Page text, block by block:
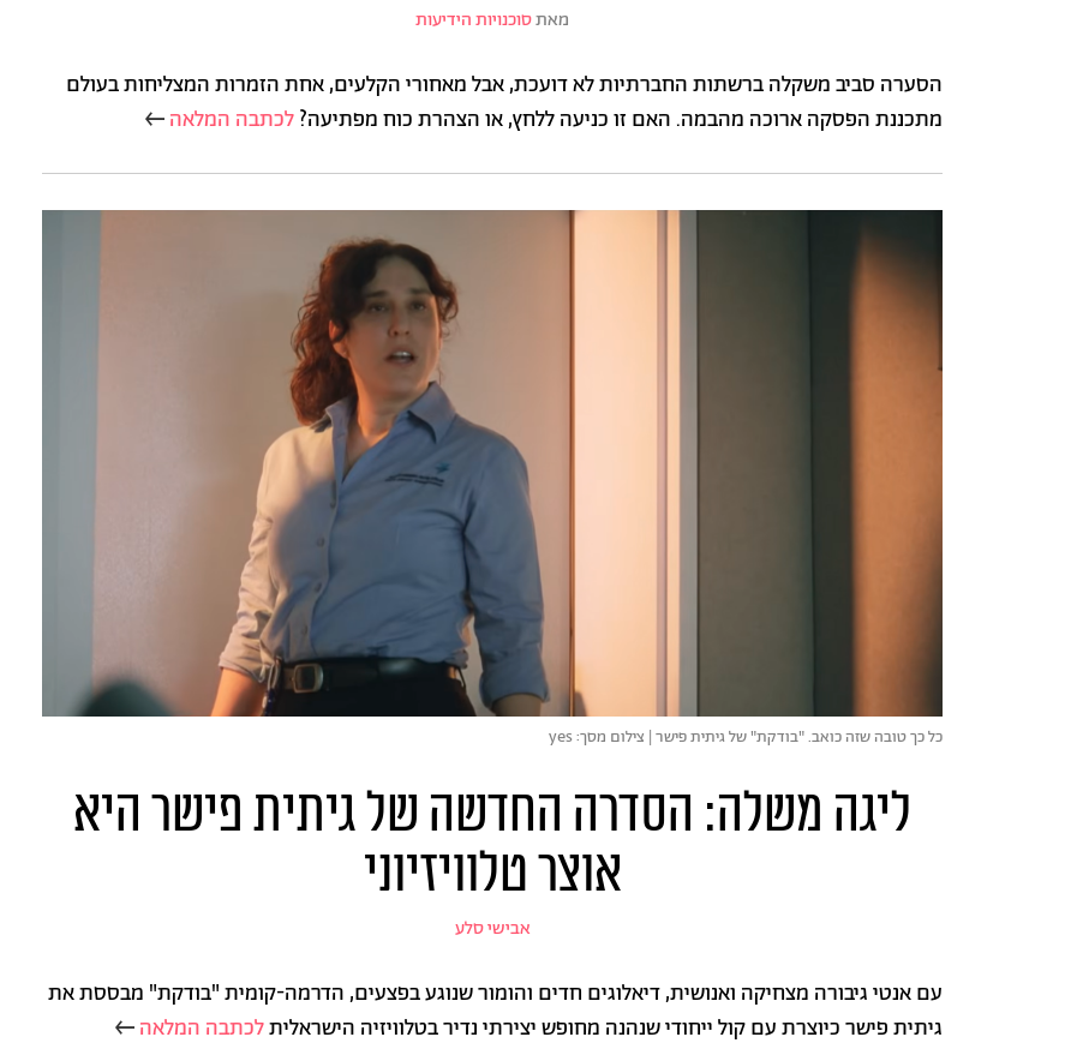
מאתסוכנויות הידיעות
הסערה סביב משקלה ברשתות החברתיות לא דועכת, אבל מאחורי הקלעים, אחת הזמרות המצליחות בעולם
מתכננת הפסקה ארוכה מהבמה. האם זו כניעה ללחץ, או הצהרת כוח מפתיעה?לכתבה המלאה
כל כך טובה שזה כואב. "בודקת" של גיתית פישר | צילום מסך: yes
ליגה משלה: הסדרה החדשה של גיתית פישר היא
אוצר טלוויזיוני
אבישי סלע
עם אנטי גיבורה מצחיקה ואנושית, דיאלוגים חדים והומור שנוגע בפצעים, הדרמה-קומית "בודקת" מבססת את
גיתית פישר כיוצרת עם קול ייחודי שנהנה מחופש יצירתי נדיר בטלוויזיה הישראליתלכתבה המלאה